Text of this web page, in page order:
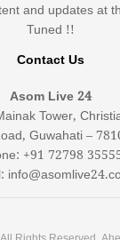
and updates at
Tuned !!
Contact Us
Asom Live 24
Tower,
Guwahati –
+91 72798